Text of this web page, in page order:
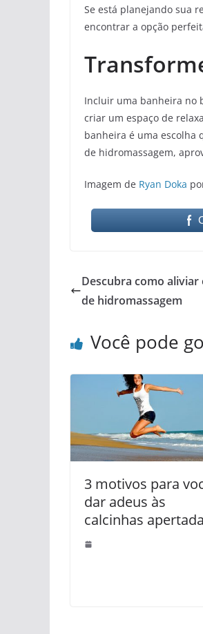
Se está planejando sua
encontrar a opção
Incluir uma banheira no
criar um espaço de
banheira é uma escolha
de hidromassagem,
Imagem de Ryan Doka
Descubra como
de hidromassagem
Você pode
3 motivos para
dar adeus às
calcinhas